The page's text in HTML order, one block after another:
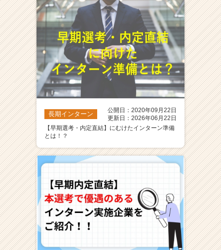
長期インターン
公開日：2020年09月22日
更新日：2026年06月22日
【早期選考・内定直結】にむけたインターン準備
とは！？